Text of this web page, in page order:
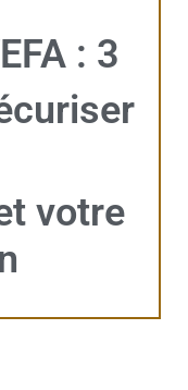
: 3
votre